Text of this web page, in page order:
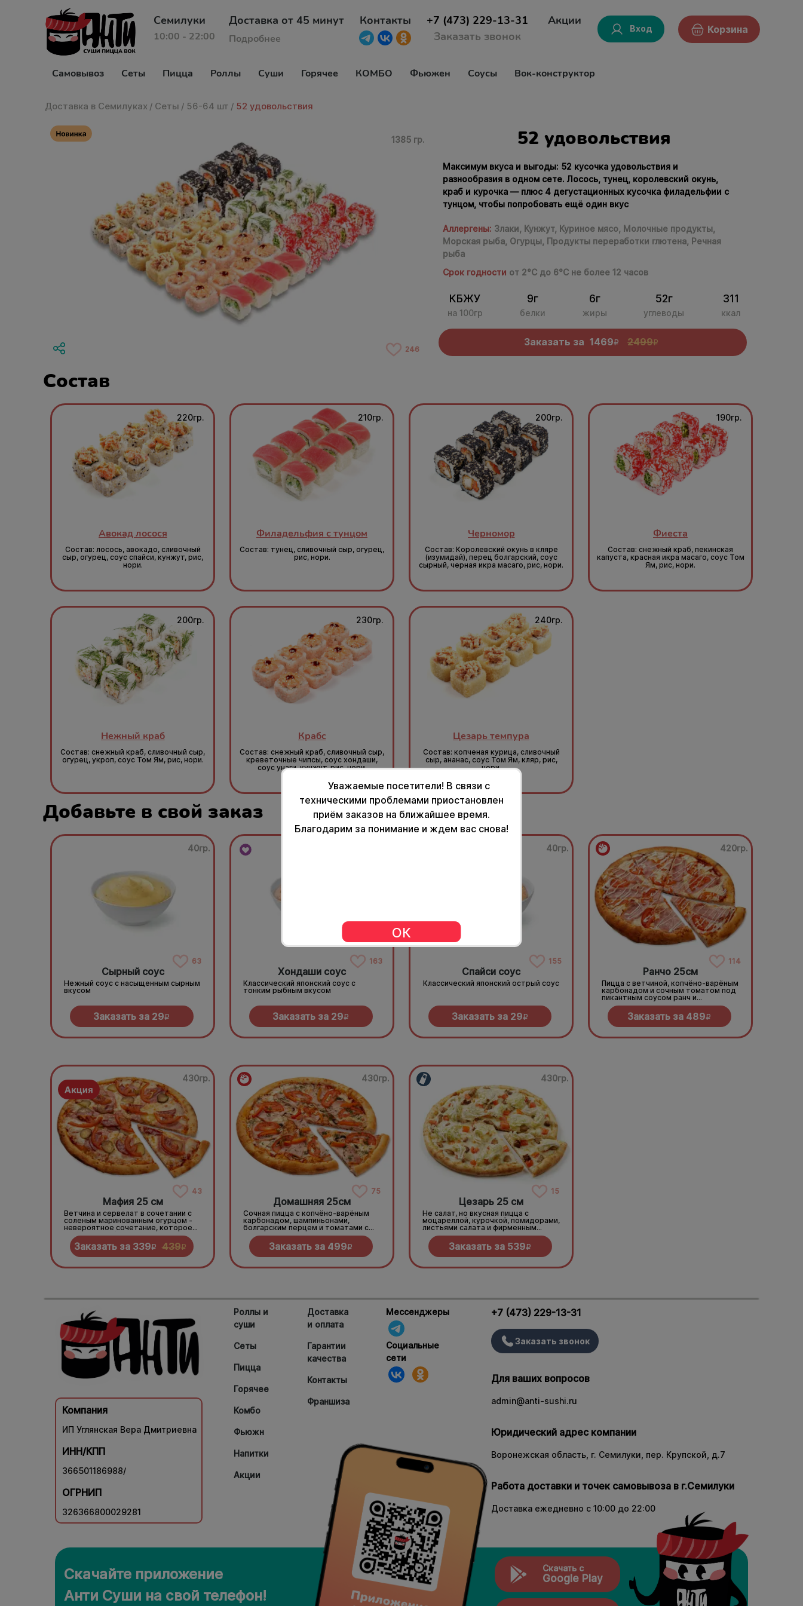
Семилуки
10:00 - 22:00
Доставка от 45 минут
Подробнее
Контакты
+7 (473) 229-13-31
Заказать звонок
Акции
Вход Корзина
Самовывоз Сеты Пицца Роллы Суши Горячее КОМБО Фьюжен Соусы Вок-конструктор
Доставка в Семилуках / Сеты / 56-64 шт / 52 удовольствия
1385 гр.
246
52 удовольствия
Максимум вкуса и выгоды: 52 кусочка удовольствия и
разнообразия в одном сете. Лосось, тунец, королевский окунь,
краб и курочка — плюс 4 дегустационных кусочка филадельфии с
тунцом, чтобы попробовать ещё один вкус
Аллергены: Злаки, Кунжут, Куриное мясо, Молочные продукты,
Морская рыба, Огурцы, Продукты переработки глютена, Речная
рыба
Срок годности от 2°С до 6°С не более 12 часов
КБЖУ
на 100гр
9г
белки
6г
жиры
52г
углеводы
311
ккал
Заказать за 1469R 2499R
Состав
220гр.
Авокад лосося
Состав: лосось, авокадо, сливочный
сыр, огурец, соус спайси, кунжут, рис,
нори.
210гр.
Филадельфия с тунцом
Состав: тунец, сливочный сыр, огурец,
рис, нори.
200гр.
Черномор
Состав: Королевский окунь в кляре
(изумидай), перец болгарский, соус
сырный, черная икра масаго, рис, нори.
190гр.
Фиеста
Состав: снежный краб, пекинская
капуста, красная икра масаго, соус Том
Ям, рис, нори.
200гр.
Нежный краб
Состав: снежный краб, сливочный сыр,
огурец, укроп, соус Том Ям, рис, нори.
230гр.
Крабс
Состав: снежный краб, сливочный сыр,
креветочные чипсы, соус хондаши,
соус унаги, кунжут, рис, нори.
240гр.
Цезарь темпура
Состав: копченая курица, сливочный
сыр, ананас, соус Том Ям, кляр, рис,
нори.
Добавьте в свой заказ
40гр.
63
Сырный соус
Нежный соус с насыщенным сырным
вкусом
Заказать за 29R
163
Хондаши соус
Классический японский соус с
тонким рыбным вкусом
Заказать за 29R
40гр.
155
Спайси соус
Классический японский острый соус
Заказать за 29R
420гр.
114
Ранчо 25см
Пицца с ветчиной, копчёно-варёным
карбонадом и сочным томатом под
пикантным соусом ранч и
моцареллой
Заказать за 489R
430гр.
43
Мафия 25 см
Ветчина и сервелат в сочетании с
соленым маринованным огурцом -
невероятное сочетание, которое
нужно попробовать!
Заказать за 339R 439R
430гр.
75
Домашняя 25см
Сочная пицца с копчёно-варёным
карбонадом, шампиньонами,
болгарским перцем и томатами с
зеленью под моцареллой
Заказать за 499R
430гр.
15
Цезарь 25 см
Не салат, но вкусная пицца с
моцареллой, курочкой, помидорами,
листьями салата и фирменным
соусом
Заказать за 539R
Компания
ИП Углянская Вера Дмитриевна
ИНН/КПП
366501186988/
ОГРНИП
326366800029281
Роллы и
суши
Сеты
Пицца
Горячее
Комбо
Фьюжн
Напитки
Акции
Доставка
и оплата
Гарантии
качества
Контакты
Франшиза
Мессенджеры
Социальные
сети
+7 (473) 229-13-31
Заказать звонок
Для ваших вопросов
admin@anti-sushi.ru
Юридический адрес компании
Воронежская область, г. Семилуки, пер. Крупской, д.7
Работа доставки и точек самовывоза в г.Семилуки
Доставка ежедневно с 10:00 до 22:00
Скачайте приложение
Анти Суши на свой телефон!
Скачать с
Google Play
Уважаемые посетители! В связи с
техническими проблемами приостановлен
приём заказов на ближайшее время.
Благодарим за понимание и ждем вас снова!
ОК